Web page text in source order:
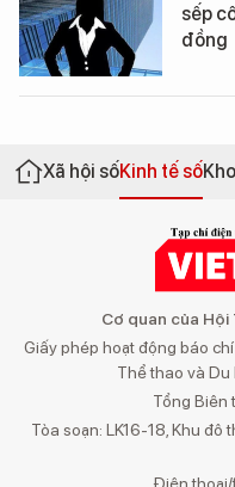
sếp
đồng
Xã hội sốKinh tế số
Cơ quan của
Giấy phép hoạt động báo
Thể thao và
Tổng Biên
Tòa soạn: LK16-18, Khu đô